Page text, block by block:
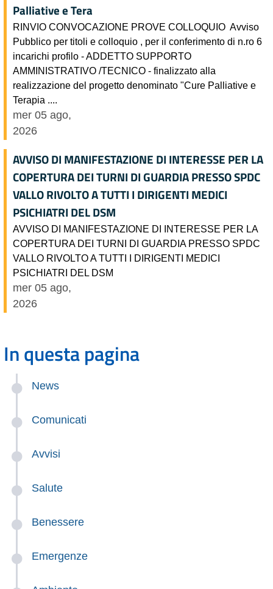
Palliative e Tera
RINVIO CONVOCAZIONE PROVE COLLOQUIO Avviso
Pubblico per titoli e colloquio , per il conferimento di n.ro 6
incarichi profilo - ADDETTO SUPPORTO
AMMINISTRATIVO /TECNICO - finalizzato alla
realizzazione del progetto denominato "Cure Palliative e
Terapia ....
mer 05 ago,
2026
AVVISO DI MANIFESTAZIONE DI INTERESSE PER LA
COPERTURA DEI TURNI DI GUARDIA PRESSO SPDC
VALLO RIVOLTO A TUTTI I DIRIGENTI MEDICI
PSICHIATRI DEL DSM
AVVISO DI MANIFESTAZIONE DI INTERESSE PER LA
COPERTURA DEI TURNI DI GUARDIA PRESSO SPDC
VALLO RIVOLTO A TUTTI I DIRIGENTI MEDICI
PSICHIATRI DEL DSM
mer 05 ago,
2026
In questa pagina
News
Comunicati
Avvisi
Salute
Benessere
Emergenze